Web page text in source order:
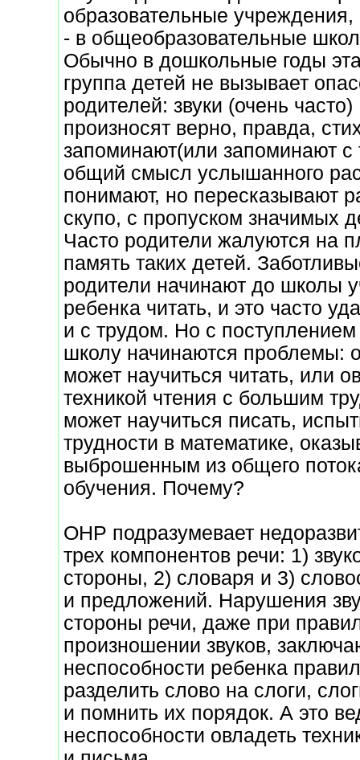
образовательные учреждения,
- в общеобразовательные
Обычно в дошкольные годы
группа детей не вызывает
родителей: звуки (очень часто)
произносят верно, правда,
запоминают(или запоминают с
общий смысл услышанного
понимают, но пересказывают
скупо, с пропуском значимых
Часто родители жалуются на
память таких детей.
родители начинают до школы
ребенка читать, и это часто
и с трудом. Но с
школу начинаются проблемы:
может научиться читать, или
техникой чтения с большим
может научиться писать,
трудности в математике,
выброшенным из общего
обучения. Почему?
ОНР подразумевает
трех компонентов речи: 1)
стороны, 2) словаря и 3)
и предложений. Нарушения
стороны речи, даже при
произношении звуков,
неспособности ребенка
разделить слово на слоги,
и помнить их порядок. А это
неспособности овладеть